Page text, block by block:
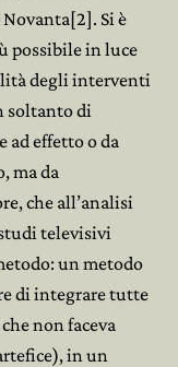
Si è
possibile in luce
degli interventi
soltanto di
ad effetto o da
ma da
che all’analisi
televisivi
un metodo
di integrare tutte
non faceva
in un